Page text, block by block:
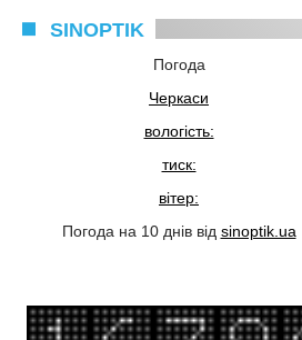
SINOPTIK
Погода
Черкаси
вологість:
тиск:
вітер:
Погода на 10 днів від sinoptik.ua